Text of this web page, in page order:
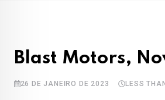
Blast Motors,
26 DE JANEIRO DE 2023 LESS